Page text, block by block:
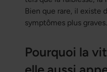
Bien que rare, il existe
symptômes plus graves.
Pourquoi la